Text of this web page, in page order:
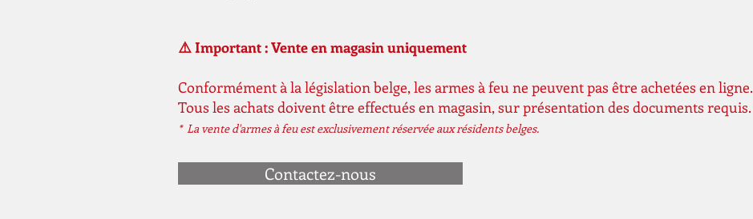
⚠️ Important : Vente en magasin uniquement
Conformément à la législation belge, les armes à feu ne peuvent pas être achetées en ligne.
Tous les achats doivent être effectués en magasin, sur présentation des documents requis.
* La vente d'armes à feu est exclusivement réservée aux résidents belges.
Contactez-nous